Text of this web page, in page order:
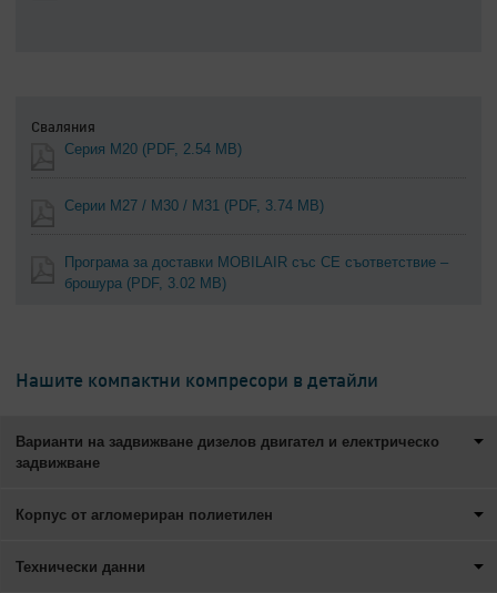
Сваляния
Серия M20 (PDF, 2.54 MB)
Серии M27 / M30 / M31 (PDF, 3.74 MB)
Програма за доставки MOBILAIR със CE съответствие –
брошура (PDF, 3.02 MB)
Нашите компактни компресори в детайли
Варианти на задвижване дизелов двигател и електрическо
задвижване
Корпус от агломериран полиетилен
Технически данни